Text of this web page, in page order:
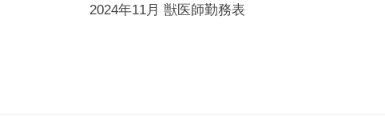
稿
2024年11月 獣医師勤務表